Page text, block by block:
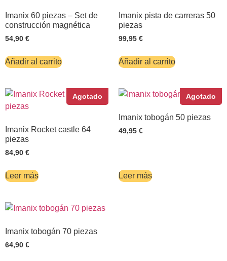
Imanix 60 piezas – Set de
construcción magnética
54,90 €
Añadir al carrito
Imanix pista de carreras 50
piezas
99,95 €
Añadir al carrito
Agotado
Imanix Rocket castle 64
piezas
84,90 €
Leer más
Agotado
Imanix tobogán 50 piezas
49,95 €
Leer más
Imanix tobogán 70 piezas
64,90 €